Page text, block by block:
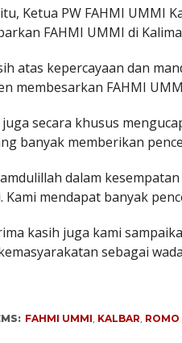
Ketua PW FAHMI UMMI
FAHMI UMMI di
atas kepercayaan dan
membesarkan FAHMI
juga secara khusus
banyak memberikan
dalam
Kami mendapat banyak
kasih juga kami
sebagai
FAHMI UMMI, KALBAR, ROMO